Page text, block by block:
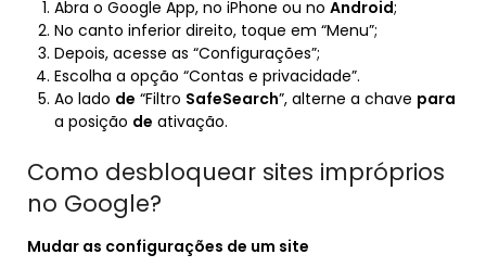
Abra o Google App, no iPhone ou no Android;
No canto inferior direito, toque em “Menu”;
Depois, acesse as “Configurações”;
Escolha a opção “Contas e privacidade”.
Ao lado de “Filtro SafeSearch”, alterne a chave para
a posição de ativação.
Como desbloquear sites impróprios
no Google?
Mudar as configurações de um site